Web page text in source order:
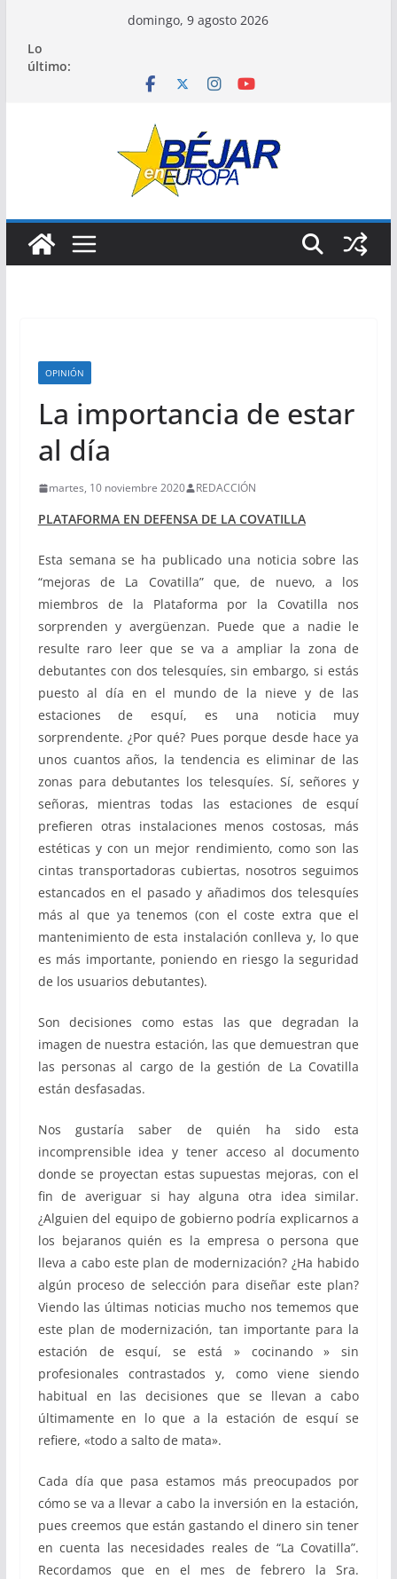
contenido
domingo, 9 agosto 2026
Lo
último:
OPINIÓN
La importancia de estar
al día
martes, 10 noviembre 2020 REDACCIÓN
PLATAFORMA EN DEFENSA DE LA COVATILLA
Esta semana se ha publicado una noticia sobre las
“mejoras de La Covatilla” que, de nuevo, a los
miembros de la Plataforma por la Covatilla nos
sorprenden y avergüenzan. Puede que a nadie le
resulte raro leer que se va a ampliar la zona de
debutantes con dos telesquíes, sin embargo, si estás
puesto al día en el mundo de la nieve y de las
estaciones de esquí, es una noticia muy
sorprendente. ¿Por qué? Pues porque desde hace ya
unos cuantos años, la tendencia es eliminar de las
zonas para debutantes los telesquíes. Sí, señores y
señoras, mientras todas las estaciones de esquí
prefieren otras instalaciones menos costosas, más
estéticas y con un mejor rendimiento, como son las
cintas transportadoras cubiertas, nosotros seguimos
estancados en el pasado y añadimos dos telesquíes
más al que ya tenemos (con el coste extra que el
mantenimiento de esta instalación conlleva y, lo que
es más importante, poniendo en riesgo la seguridad
de los usuarios debutantes).
Son decisiones como estas las que degradan la
imagen de nuestra estación, las que demuestran que
las personas al cargo de la gestión de La Covatilla
están desfasadas.
Nos gustaría saber de quién ha sido esta
incomprensible idea y tener acceso al documento
donde se proyectan estas supuestas mejoras, con el
fin de averiguar si hay alguna otra idea similar.
¿Alguien del equipo de gobierno podría explicarnos a
los bejaranos quién es la empresa o persona que
lleva a cabo este plan de modernización? ¿Ha habido
algún proceso de selección para diseñar este plan?
Viendo las últimas noticias mucho nos tememos que
este plan de modernización, tan importante para la
estación de esquí, se está » cocinando » sin
profesionales contrastados y, como viene siendo
habitual en las decisiones que se llevan a cabo
últimamente en lo que a la estación de esquí se
refiere, «todo a salto de mata».
Cada día que pasa estamos más preocupados por
cómo se va a llevar a cabo la inversión en la estación,
pues creemos que están gastando el dinero sin tener
en cuenta las necesidades reales de “La Covatilla”.
Recordamos que en el mes de febrero la Sra.